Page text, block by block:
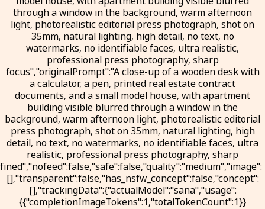
through a window in the background, warm afternoon
light, photorealistic editorial press photograph, shot on
35mm, natural lighting, high detail, no text, no
watermarks, no identifiable faces, ultra realistic,
professional press photography, sharp
focus","originalPrompt":"A close-up of a wooden desk with
a calculator, a pen, printed real estate contract
documents, and a small model house, with apartment
building visible blurred through a window in the
background, warm afternoon light, photorealistic editorial
press photograph, shot on 35mm, natural lighting, high
detail, no text, no watermarks, no identifiable faces, ultra
realistic, professional press photography, sharp
[],"transparent":false,"has_nsfw_concept":false,"concept":
[],"trackingData":{"actualModel":"sana","usage":
{"completionImageTokens":1,"totalTokenCount":1}}}